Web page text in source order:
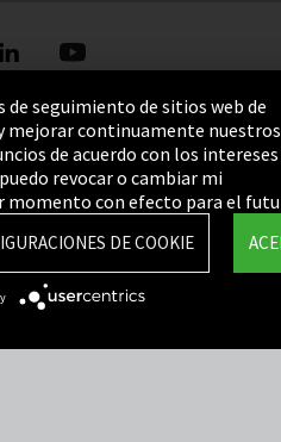
seguimiento de sitios web de
mejorar continuamente nuestros
de acuerdo con los
revocar o cambiar mi
momento con efecto para el
DE COOKIE